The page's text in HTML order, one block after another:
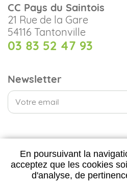
En poursuivant la
acceptez que les cookies
d'analyse, de
CC Pays du Saintois
21 Rue de la Gare
54116 Tantonville
03 83 52 47 93
Newsletter